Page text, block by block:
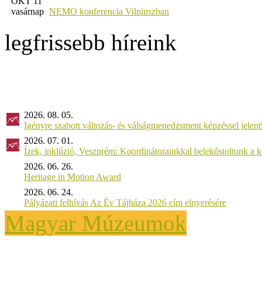
vasárnap NEMO konferencia Vilniuszban
legfrissebb híreink
2026. 08. 05.
Igényre szabott változás- és válságmenedzsment képzéssel
2026. 07. 01.
Ízek, inklúzió, Veszprém: Koordinátorainkkal belekóstoltunk a
2026. 06. 26.
Heritage in Motion Award
2026. 06. 24.
Pályázati felhívás Az Év Tájháza 2026 cím elnyerésére
Magyar Múzeumok